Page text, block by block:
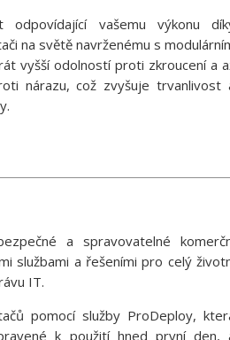
odpovídající vašemu výkonu
na světě navrženému s
vyšší odolností proti zkroucení a
nárazu, což zvyšuje trvanlivost
a spravovatelné
službami a řešeními pro celý
IT.
pomocí služby ProDeploy,
k použití hned první den,